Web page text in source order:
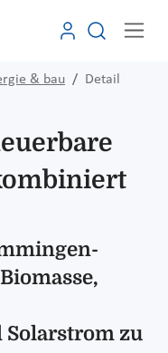
& bau Detail
zu